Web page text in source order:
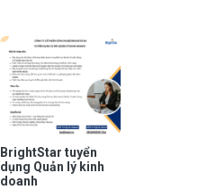
BrightStar tuyển
dụng Quản lý kinh
doanh